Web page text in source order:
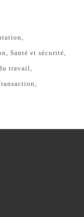
Santé et sécurité
travail